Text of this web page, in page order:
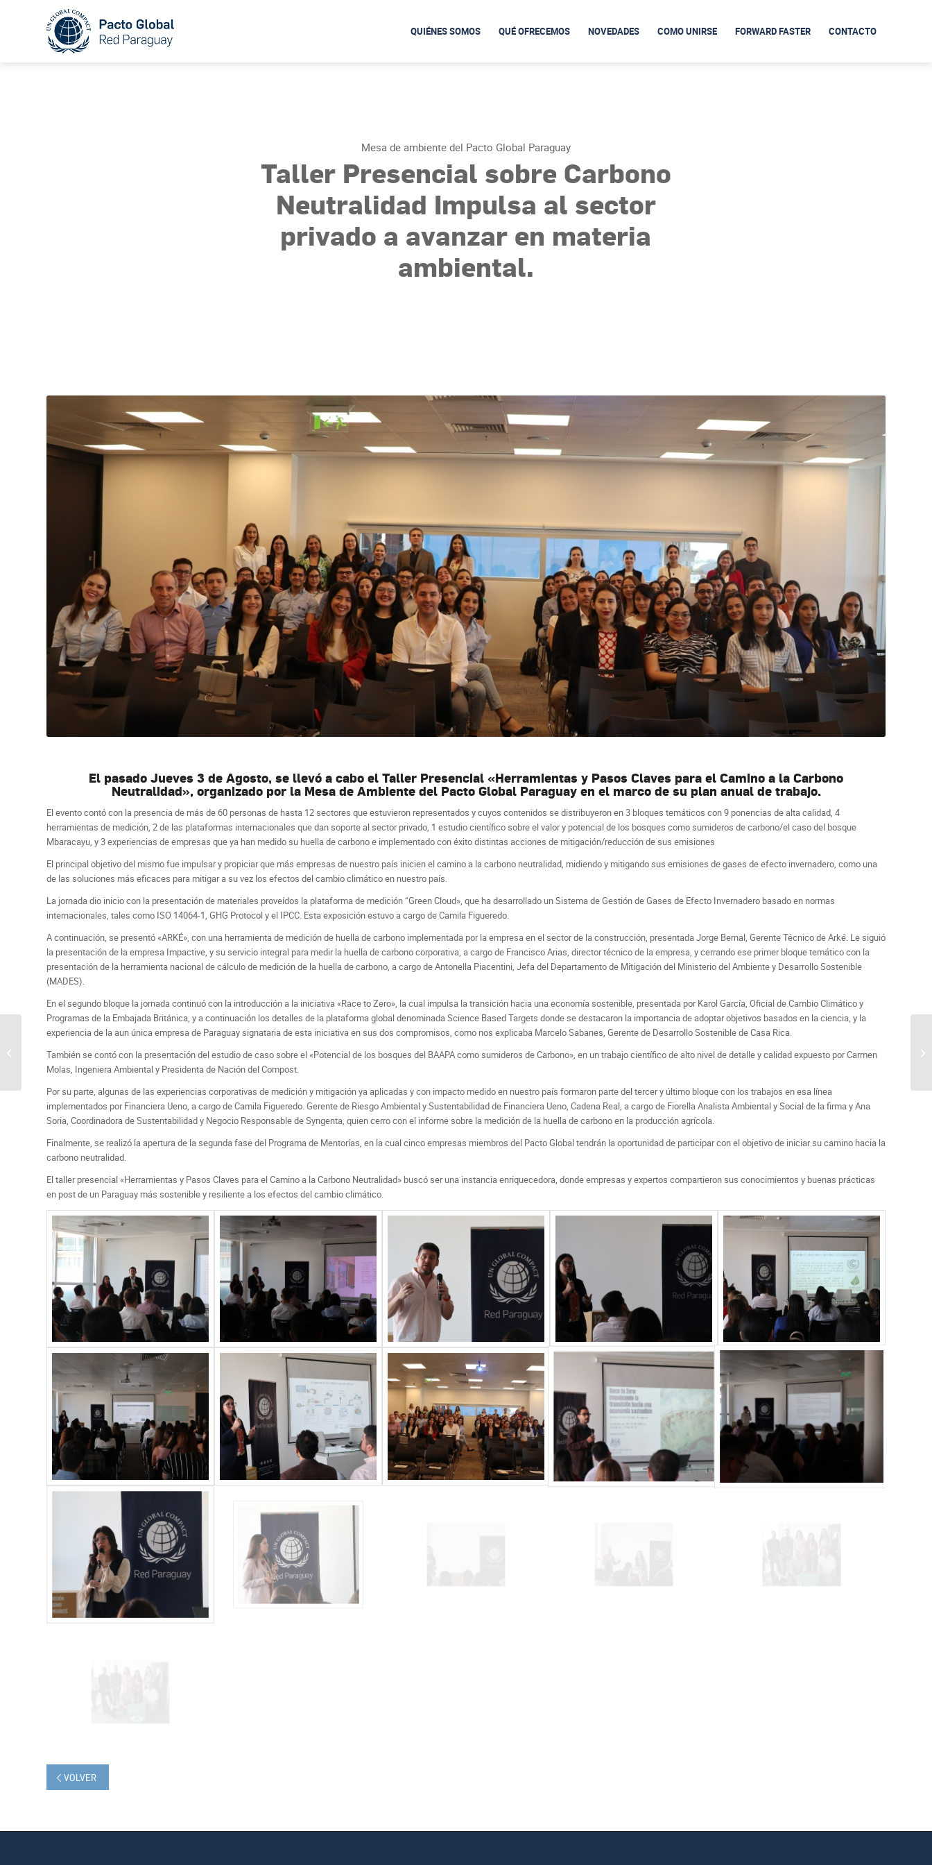
QUIÉNES SOMOS QUÉ OFRECEMOS NOVEDADES COMO UNIRSE FORWARD FASTER CONTACTO
Mesa de ambiente del Pacto Global Paraguay
Taller Presencial sobre Carbono
Neutralidad Impulsa al sector
privado a avanzar en materia
ambiental.
El pasado Jueves 3 de Agosto, se llevó a cabo el Taller Presencial «Herramientas y Pasos Claves para el Camino a la Carbono
Neutralidad», organizado por la Mesa de Ambiente del Pacto Global Paraguay en el marco de su plan anual de trabajo.
El evento contó con la presencia de más de 60 personas de hasta 12 sectores que estuvieron representados y cuyos contenidos se distribuyeron en 3 bloques temáticos con 9 ponencias de alta calidad, 4
herramientas de medición, 2 de las plataformas internacionales que dan soporte al sector privado, 1 estudio científico sobre el valor y potencial de los bosques como sumideros de carbono/el caso del bosque
Mbaracayu, y 3 experiencias de empresas que ya han medido su huella de carbono e implementado con éxito distintas acciones de mitigación/reducción de sus emisiones
El principal objetivo del mismo fue impulsar y propiciar que más empresas de nuestro país inicien el camino a la carbono neutralidad, midiendo y mitigando sus emisiones de gases de efecto invernadero, como una
de las soluciones más eficaces para mitigar a su vez los efectos del cambio climático en nuestro país.
La jornada dio inicio con la presentación de materiales proveídos la plataforma de medición “Green Cloud», que ha desarrollado un Sistema de Gestión de Gases de Efecto Invernadero basado en normas
internacionales, tales como ISO 14064-1, GHG Protocol y el IPCC. Esta exposición estuvo a cargo de Camila Figueredo.
A continuación, se presentó «ARKÉ», con una herramienta de medición de huella de carbono implementada por la empresa en el sector de la construcción, presentada Jorge Bernal, Gerente Técnico de Arké. Le siguió
la presentación de la empresa Impactive, y su servicio integral para medir la huella de carbono corporativa, a cargo de Francisco Arias, director técnico de la empresa, y cerrando ese primer bloque temático con la
presentación de la herramienta nacional de cálculo de medición de la huella de carbono, a cargo de Antonella Piacentini, Jefa del Departamento de Mitigación del Ministerio del Ambiente y Desarrollo Sostenible
(MADES).
En el segundo bloque la jornada continuó con la introducción a la iniciativa «Race to Zero», la cual impulsa la transición hacia una economía sostenible, presentada por Karol García, Oficial de Cambio Climático y
Programas de la Embajada Británica, y a continuación los detalles de la plataforma global denominada Science Based Targets donde se destacaron la importancia de adoptar objetivos basados en la ciencia, y la
experiencia de la aun única empresa de Paraguay signataria de esta iniciativa en sus dos compromisos, como nos explicaba Marcelo Sabanes, Gerente de Desarrollo Sostenible de Casa Rica.
También se contó con la presentación del estudio de caso sobre el «Potencial de los bosques del BAAPA como sumideros de Carbono», en un trabajo científico de alto nivel de detalle y calidad expuesto por Carmen
Molas, Ingeniera Ambiental y Presidenta de Nación del Compost.
Por su parte, algunas de las experiencias corporativas de medición y mitigación ya aplicadas y con impacto medido en nuestro país formaron parte del tercer y último bloque con los trabajos en esa línea
implementados por Financiera Ueno, a cargo de Camila Figueredo. Gerente de Riesgo Ambiental y Sustentabilidad de Financiera Ueno, Cadena Real, a cargo de Fiorella Analista Ambiental y Social de la firma y Ana
Soria, Coordinadora de Sustentabilidad y Negocio Responsable de Syngenta, quien cerro con el informe sobre la medición de la huella de carbono en la producción agrícola.
Finalmente, se realizó la apertura de la segunda fase del Programa de Mentorías, en la cual cinco empresas miembros del Pacto Global tendrán la oportunidad de participar con el objetivo de iniciar su camino hacia la
carbono neutralidad.
El taller presencial «Herramientas y Pasos Claves para el Camino a la Carbono Neutralidad» buscó ser una instancia enriquecedora, donde empresas y expertos compartieron sus conocimientos y buenas prácticas
en post de un Paraguay más sostenible y resiliente a los efectos del cambio climático.
VOLVER
de sustentabilidad 2022